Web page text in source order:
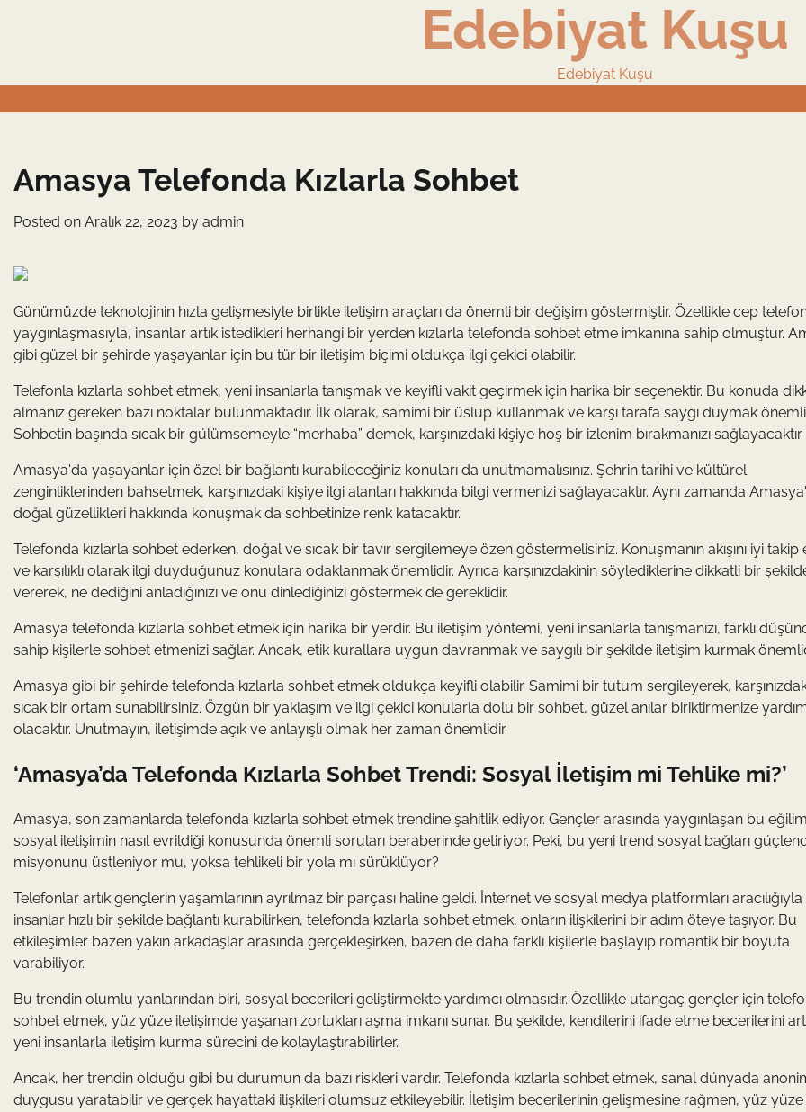
Edebiyat Kuşu
Edebiyat Kuşu
Amasya Telefonda Kızlarla Sohbet
Posted on Aralık 22, 2023 by admin
Günümüzde teknolojinin hızla gelişmesiyle birlikte iletişim araçları da önemli bir değişim göstermiştir. Özellikle cep
yaygınlaşmasıyla, insanlar artık istedikleri herhangi bir yerden kızlarla telefonda sohbet etme imkanına sahip olmuştur.
gibi güzel bir şehirde yaşayanlar için bu tür bir iletişim biçimi oldukça ilgi çekici olabilir.
Telefonla kızlarla sohbet etmek, yeni insanlarla tanışmak ve keyifli vakit geçirmek için harika bir seçenektir. Bu konuda
almanız gereken bazı noktalar bulunmaktadır. İlk olarak, samimi bir üslup kullanmak ve karşı tarafa saygı duymak
Sohbetin başında sıcak bir gülümsemeyle “merhaba” demek, karşınızdaki kişiye hoş bir izlenim bırakmanızı sağlayacaktır.
Amasya'da yaşayanlar için özel bir bağlantı kurabileceğiniz konuları da unutmamalısınız. Şehrin tarihi ve kültürel
zenginliklerinden bahsetmek, karşınızdaki kişiye ilgi alanları hakkında bilgi vermenizi sağlayacaktır. Aynı zamanda
doğal güzellikleri hakkında konuşmak da sohbetinize renk katacaktır.
Telefonda kızlarla sohbet ederken, doğal ve sıcak bir tavır sergilemeye özen göstermelisiniz. Konuşmanın akışını iyi takip
ve karşılıklı olarak ilgi duyduğunuz konulara odaklanmak önemlidir. Ayrıca karşınızdakinin söylediklerine dikkatli bir
vererek, ne dediğini anladığınızı ve onu dinlediğinizi göstermek de gereklidir.
Amasya telefonda kızlarla sohbet etmek için harika bir yerdir. Bu iletişim yöntemi, yeni insanlarla tanışmanızı, farklı
sahip kişilerle sohbet etmenizi sağlar. Ancak, etik kurallara uygun davranmak ve saygılı bir şekilde iletişim kurmak
Amasya gibi bir şehirde telefonda kızlarla sohbet etmek oldukça keyifli olabilir. Samimi bir tutum sergileyerek,
sıcak bir ortam sunabilirsiniz. Özgün bir yaklaşım ve ilgi çekici konularla dolu bir sohbet, güzel anılar biriktirmenize
olacaktır. Unutmayın, iletişimde açık ve anlayışlı olmak her zaman önemlidir.
‘Amasya’da Telefonda Kızlarla Sohbet Trendi: Sosyal İletişim mi Tehlike mi?’
Amasya, son zamanlarda telefonda kızlarla sohbet etmek trendine şahitlik ediyor. Gençler arasında yaygınlaşan bu
sosyal iletişimin nasıl evrildiği konusunda önemli soruları beraberinde getiriyor. Peki, bu yeni trend sosyal bağları
misyonunu üstleniyor mu, yoksa tehlikeli bir yola mı sürüklüyor?
Telefonlar artık gençlerin yaşamlarının ayrılmaz bir parçası haline geldi. İnternet ve sosyal medya platformları aracılığıyla
insanlar hızlı bir şekilde bağlantı kurabilirken, telefonda kızlarla sohbet etmek, onların ilişkilerini bir adım öteye taşıyor. Bu
etkileşimler bazen yakın arkadaşlar arasında gerçekleşirken, bazen de daha farklı kişilerle başlayıp romantik bir boyuta
varabiliyor.
Bu trendin olumlu yanlarından biri, sosyal becerileri geliştirmekte yardımcı olmasıdır. Özellikle utangaç gençler için
sohbet etmek, yüz yüze iletişimde yaşanan zorlukları aşma imkanı sunar. Bu şekilde, kendilerini ifade etme becerilerini
yeni insanlarla iletişim kurma sürecini de kolaylaştırabilirler.
Ancak, her trendin olduğu gibi bu durumun da bazı riskleri vardır. Telefonda kızlarla sohbet etmek, sanal dünyada
duygusu yaratabilir ve gerçek hayattaki ilişkileri olumsuz etkileyebilir. İletişim becerilerinin gelişmesine rağmen, yüz yüze